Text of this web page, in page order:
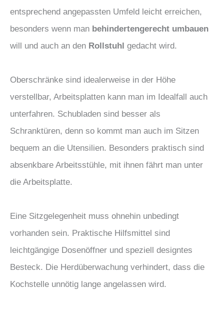
entsprechend angepassten Umfeld leicht erreichen,
besonders wenn man behindertengerecht umbauen
will und auch an den Rollstuhl gedacht wird.
Oberschränke sind idealerweise in der Höhe
verstellbar, Arbeitsplatten kann man im Idealfall auch
unterfahren. Schubladen sind besser als
Schranktüren, denn so kommt man auch im Sitzen
bequem an die Utensilien. Besonders praktisch sind
absenkbare Arbeitsstühle, mit ihnen fährt man unter
die Arbeitsplatte.
Eine Sitzgelegenheit muss ohnehin unbedingt
vorhanden sein. Praktische Hilfsmittel sind
leichtgängige Dosenöffner und speziell designtes
Besteck. Die Herdüberwachung verhindert, dass die
Kochstelle unnötig lange angelassen wird.